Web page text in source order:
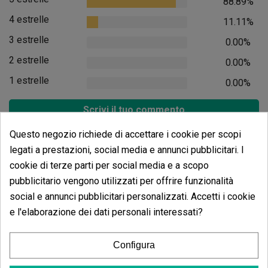
4 estrelle
11.11%
3 estrelle
0.00%
2 estrelle
0.00%
1 estrelle
0.00%
Scrivi il tuo commento
4.89de5
9 Valutazioni globali
Questo negozio richiede di accettare i cookie per scopi
legati a prestazioni, social media e annunci pubblicitari. I
cookie di terze parti per social media e a scopo
pubblicitario vengono utilizzati per offrire funzionalità
social e annunci pubblicitari personalizzati. Accetti i cookie
e l'elaborazione dei dati personali interessati?
Configura